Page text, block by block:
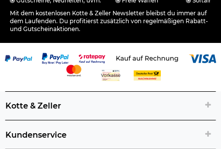
Mit dem kostenlosen Kotte & Zeller Newsletter bleibst du immer auf
dem Laufenden. Du profitierst zusätzlich von regelmäßigen Rabatt-
und Gutscheinaktionen.
Kotte & Zeller
Kundenservice